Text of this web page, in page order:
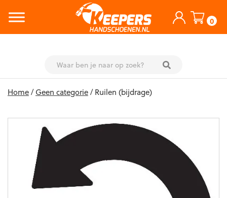
0
Home/Geen categorie/ Ruilen (bijdrage)